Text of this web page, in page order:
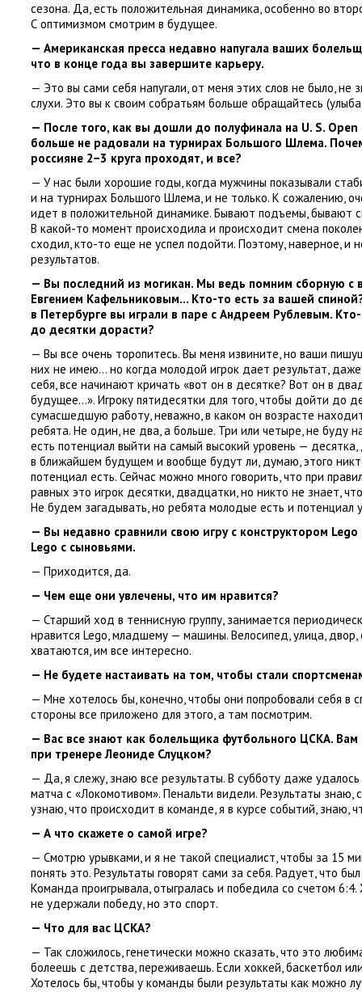
сезона. Да, есть положительная динамика, особенно во
С оптимизмом смотрим в будущее.
— Американская пресса недавно напугала ваших
что в конце года вы завершите карьеру.
— Это вы сами себя напугали, от меня этих слов не было, не
слухи. Это вы к своим собратьям больше обращайтесь (
— После того, как вы дошли до полуфинала на U. S. Open
больше не радовали на турнирах Большого Шлема.
россияне 2−3 круга проходят, и все?
— У нас были хорошие годы, когда мужчины показывали
и на турнирах Большого Шлема, и не только. К сожалению,
идет в положительной динамике. Бывают подъемы, бывают
В какой-то момент происходила и происходит смена
сходил, кто-то еще не успел подойти. Поэтому, наверное, и
результатов.
— Вы последний из могикан. Мы ведь помним сборную с
Евгением Кафельниковым… Кто-то есть за вашей
в Петербурге вы играли в паре с Андреем Рублевым.
до десятки дорасти?
— Вы все очень торопитесь. Вы меня извините, но ваши
них не имею… но когда молодой игрок дает результат, даже
себя, все начинают кричать «вот он в десятке? Вот он в
будущее…». Игроку пятидесятки для того, чтобы дойти до
сумасшедшую работу, неважно, в каком он возрасте
ребята. Не один, не два, а больше. Три или четыре, не буду
есть потенциал выйти на самый высокий уровень — десятка,
в ближайшем будущем и вообще будут ли, думаю, этого
потенциал есть. Сейчас можно много говорить, что при
равных это игрок десятки, двадцатки, но никто не знает,
Не будем загадывать, но ребята молодые есть и потенциал
— Вы недавно сравнили свою игру с конструктором Lego
Lego с сыновьями.
— Приходится, да.
— Чем еще они увлечены, что им нравится?
— Старший ход в теннисную группу, занимается
нравится Lego, младшему — машины. Велосипед, улица, двор,
хватаются, им все интересно.
— Не будете настаивать на том, чтобы стали
— Мне хотелось бы, конечно, чтобы они попробовали себя в
стороны все приложено для этого, а там посмотрим.
— Вас все знают как болельщика футбольного ЦСКА.
при тренере Леониде Слуцком?
— Да, я слежу, знаю все результаты. В субботу даже
матча с «Локомотивом». Пенальти видели. Результаты знаю,
узнаю, что происходит в команде, я в курсе событий, знаю,
— А что скажете о самой игре?
— Смотрю урывками, и я не такой специалист, чтобы за 15
понять это. Результаты говорят сами за себя. Радует, что
Команда проигрывала, отыгралась и победила со счетом
не удержали победу, но это спорт.
— Что для вас ЦСКА?
— Так сложилось, генетически можно сказать, что это
болеешь с детства, переживаешь. Если хоккей, баскетбол
Хотелось бы, чтобы у команды были результаты как можно